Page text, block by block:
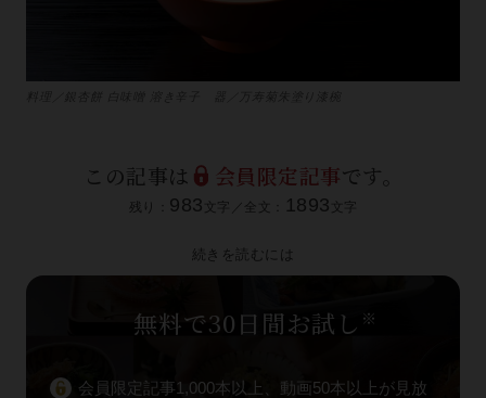
料理／銀杏餅 白味噌 溶き辛子 器／万寿菊朱塗り漆椀
この記事は 会員限定記事です。
残り： 983 文字／全文： 1893 文字
続きを読むには
無料で30日間お試し ※
会員限定記事1,000本以上、動画50本以上が見放